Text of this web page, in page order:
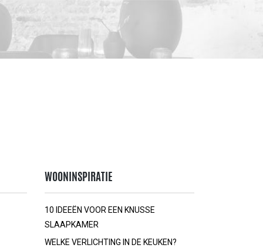
WOONINSPIRATIE
10 IDEEËN VOOR EEN KNUSSE
SLAAPKAMER
WELKE VERLICHTING IN DE KEUKEN?